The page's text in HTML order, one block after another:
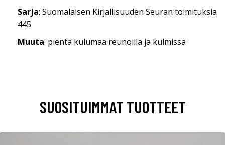
Sarja: Suomalaisen Kirjallisuuden Seuran toimituksia
445
Muuta: pientä kulumaa reunoilla ja kulmissa
SUOSITUIMMAT TUOTTEET